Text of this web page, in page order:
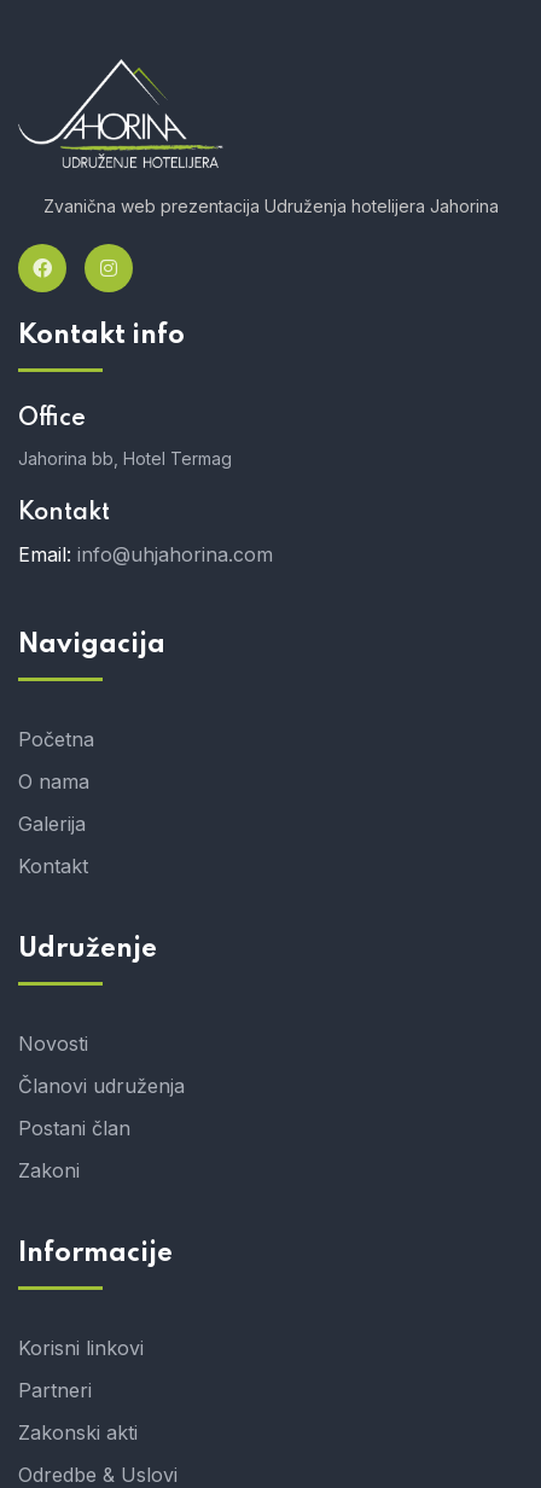
Zvanična web prezentacija Udruženja hotelijera Jahorina
Kontakt info
Office
Jahorina bb, Hotel Termag
Kontakt
Email: info@uhjahorina.com
Navigacija
Početna
O nama
Galerija
Kontakt
Udruženje
Novosti
Članovi udruženja
Postani član
Zakoni
Informacije
Korisni linkovi
Partneri
Zakonski akti
Odredbe & Uslovi